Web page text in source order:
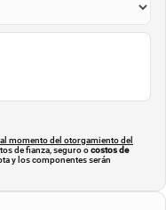
al momento del otorgamiento del
de fianza, seguro ocostos de
y los componentes serán